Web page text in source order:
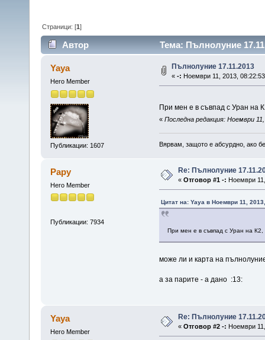
Страници: [1]
Автор Тема: Пълнолуние
Yaya
Hero Member
Публикации: 1607
Пълнолуние 17.11.2013
« -: Ноември 11, 2013,
При мен е в съвпад с Уран
« Последна редакция: Ноември
Вярвам, защото е абсурдно, ако
Papy
Hero Member
Публикации: 7934
Re: Пълнолуние
« Отговор #1 -: Ноември
Цитат на: Yaya в Ноември 11,
При мен е в съвпад с Уран на
може ли и карта на
а за парите - а дано :13:
Yaya
Hero Member
Re: Пълнолуние
« Отговор #2 -: Ноември